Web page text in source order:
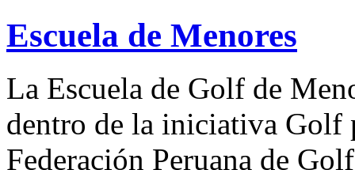
Escuela de Menores
La Escuela de Golf de
dentro de la iniciativa Golf
Federación Peruana de